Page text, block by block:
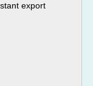
export